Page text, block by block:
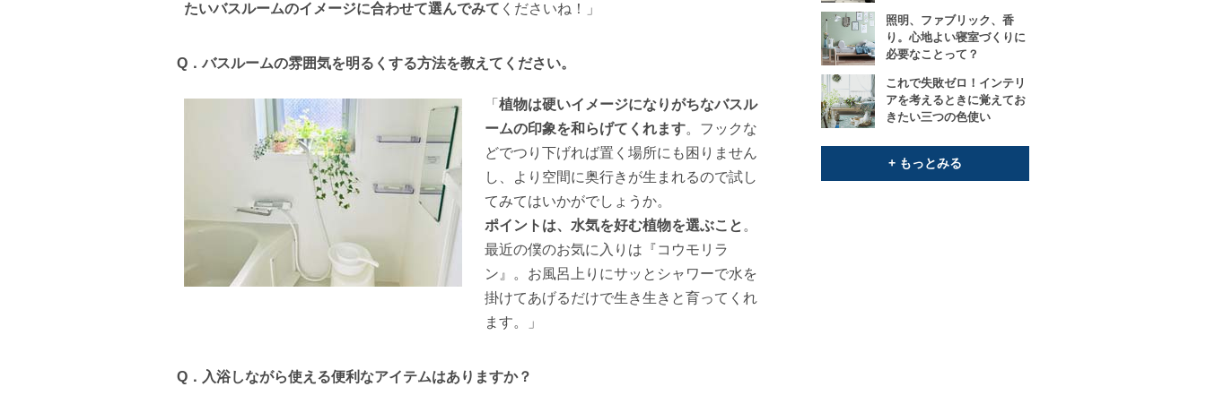
たいバスルームのイメージに合わせて選んでみて くださいね！」
Q． バスルームの雰囲気を明るくする方法を教えてください。
「 植物は硬いイメージになりがちなバスル
ームの印象を和らげてくれます。フックな
どでつり下げれば置く場所にも困りません
し、より空間に奥行きが生まれるので試し
てみてはいかがでしょうか。
ポイントは、水気を好む植物を選ぶこと 。
最近の僕のお気に入りは『コウモリラ
ン』。お風呂上りにサッとシャワーで水を
掛けてあげるだけで生き生きと育ってくれ
ます。」
Q． 入浴しながら使える便利なアイテムはありますか？
照明、ファブリック、香
り。心地よい寝室づくりに
必要なことって？
これで失敗ゼロ！インテリ
アを考えるときに覚えてお
きたい三つの色使い
+ もっとみる